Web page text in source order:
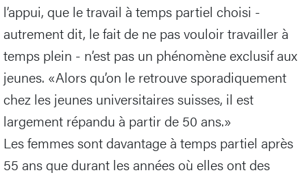
l’appui, que le travail à temps partiel choisi -
autrement dit, le fait de ne pas vouloir travailler à
temps plein - n’est pas un phénomène exclusif aux
jeunes. «Alors qu’on le retrouve sporadiquement
chez les jeunes universitaires suisses, il est
largement répandu à partir de 50 ans.»
Les femmes sont davantage à temps partiel après
55 ans que durant les années où elles ont des